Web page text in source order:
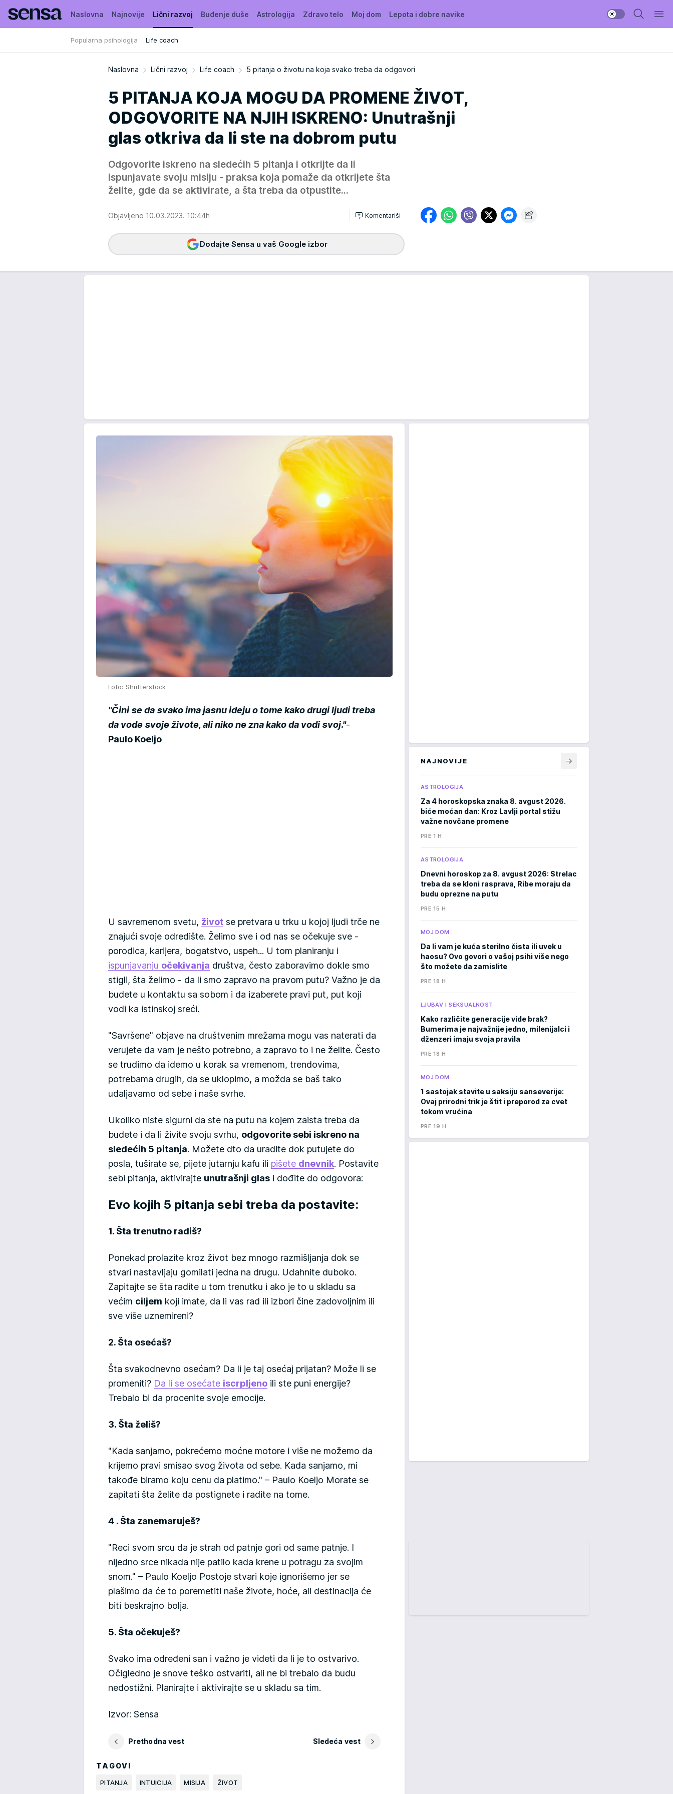
Naslovna Najnovije Lični razvoj
Popularna psihologija Life coach
Buđenje duše Astrologija Zdravo telo Moj dom Lepota i dobre navike
Naslovna Lični razvoj Life coach 5 pitanja o životu na koja svako treba da odgovori
5 PITANJA KOJA MOGU DA PROMENE ŽIVOT,
ODGOVORITE NA NJIH ISKRENO: Unutrašnji
glas otkriva da li ste na dobrom putu
Odgovorite iskreno na sledećih 5 pitanja i otkrijte da li
ispunjavate svoju misiju - praksa koja pomaže da otkrijete šta
želite, gde da se aktivirate, a šta treba da otpustite...
Objavljeno 10.03.2023. 10:44h Komentariši
Dodajte Sensa u vaš Google izbor
Foto: Shutterstock
"Čini se da svako ima jasnu ideju o tome kako drugi ljudi treba
da vode svoje živote, ali niko ne zna kako da vodi svoj."-
Paulo Koeljo
U savremenom svetu, život se pretvara u trku u kojoj ljudi trče ne
znajući svoje odredište. Želimo sve i od nas se očekuje sve -
porodica, karijera, bogatstvo, uspeh... U tom planiranju i
ispunjavanju očekivanja društva, često zaboravimo dokle smo
stigli, šta želimo - da li smo zapravo na pravom putu? Važno je da
budete u kontaktu sa sobom i da izaberete pravi put, put koji
vodi ka istinskoj sreći.
"Savršene" objave na društvenim mrežama mogu vas naterati da
verujete da vam je nešto potrebno, a zapravo to i ne želite. Često
se trudimo da idemo u korak sa vremenom, trendovima,
potrebama drugih, da se uklopimo, a možda se baš tako
udaljavamo od sebe i naše svrhe.
Ukoliko niste sigurni da ste na putu na kojem zaista treba da
budete i da li živite svoju svrhu, odgovorite sebi iskreno na
sledećih 5 pitanja. Možete dto da uradite dok putujete do
posla, tuširate se, pijete jutarnju kafu ili pišete dnevnik. Postavite
sebi pitanja, aktivirajte unutrašnji glas i dođite do odgovora:
Evo kojih 5 pitanja sebi treba da postavite:
1. Šta trenutno radiš?
Ponekad prolazite kroz život bez mnogo razmišljanja dok se
stvari nastavljaju gomilati jedna na drugu. Udahnite duboko.
Zapitajte se šta radite u tom trenutku i ako je to u skladu sa
većim ciljem koji imate, da li vas rad ili izbori čine zadovoljnim ili
sve više uznemireni?
2. Šta osećaš?
Šta svakodnevno osećam? Da li je taj osećaj prijatan? Može li se
promeniti? Da li se osećate iscrpljeno ili ste puni energije?
Trebalo bi da procenite svoje emocije.
3. Šta želiš?
"Kada sanjamo, pokrećemo moćne motore i više ne možemo da
krijemo pravi smisao svog života od sebe. Kada sanjamo, mi
takođe biramo koju cenu da platimo." – Paulo Koeljo Morate se
zapitati šta želite da postignete i radite na tome.
4 . Šta zanemaruješ?
"Reci svom srcu da je strah od patnje gori od same patnje. I
nijedno srce nikada nije patilo kada krene u potragu za svojim
snom." – Paulo Koeljo Postoje stvari koje ignorišemo jer se
plašimo da će to poremetiti naše živote, hoće, ali destinacija će
biti beskrajno bolja.
5. Šta očekuješ?
Svako ima određeni san i važno je videti da li je to ostvarivo.
Očigledno je snove teško ostvariti, ali ne bi trebalo da budu
nedostižni. Planirajte i aktivirajte se u skladu sa tim.
Izvor: Sensa
Prethodna vest Sledeća vest
TAGOVI
PITANJA INTUICIJA MISIJA ŽIVOT
NAJNOVIJE
ASTROLOGIJA
Za 4 horoskopska znaka 8. avgust 2026.
biće moćan dan: Kroz Lavlji portal stižu
važne novčane promene
PRE 1 H
ASTROLOGIJA
Dnevni horoskop za 8. avgust 2026: Strelac
treba da se kloni rasprava, Ribe moraju da
budu oprezne na putu
PRE 15 H
MOJ DOM
Da li vam je kuća sterilno čista ili uvek u
haosu? Ovo govori o vašoj psihi više nego
što možete da zamislite
PRE 18 H
LJUBAV I SEKSUALNOST
Kako različite generacije vide brak?
Bumerima je najvažnije jedno, milenijalci i
dženzeri imaju svoja pravila
PRE 18 H
MOJ DOM
1 sastojak stavite u saksiju sanseverije:
Ovaj prirodni trik je štit i preporod za cvet
tokom vrućina
PRE 19 H